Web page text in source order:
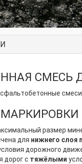
СМЕСЬ
размер
для нижнего слоя
дорожного
дорог с тяжёлыми